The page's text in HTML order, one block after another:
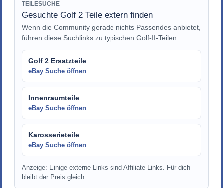
TEILESUCHE
Gesuchte Golf 2 Teile extern finden
Wenn die Community gerade nichts Passendes anbietet,
führen diese Suchlinks zu typischen Golf-II-Teilen.
Golf 2 Ersatzteile
eBay Suche öffnen
Innenraumteile
eBay Suche öffnen
Karosserieteile
eBay Suche öffnen
Anzeige: Einige externe Links sind Affiliate-Links. Für dich
bleibt der Preis gleich.